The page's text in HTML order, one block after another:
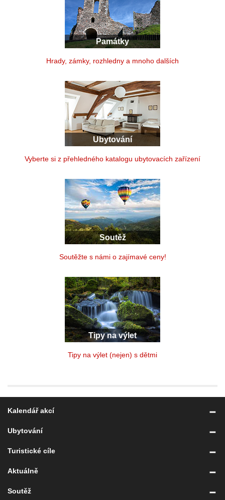
Památky
Hrady, zámky, rozhledny a mnoho dalších
Ubytování
Vyberte si z přehledného katalogu ubytovacích zařízení
Soutěž
Soutěžte s námi o zajímavé ceny!
Tipy na výlet
Tipy na výlet (nejen) s dětmi
Kalendář akcí
Ubytování
Turistické cíle
Aktuálně
Soutěž